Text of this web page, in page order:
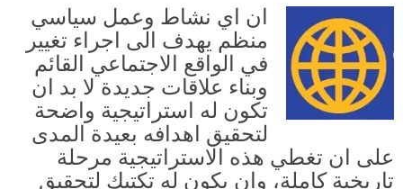
ان اي نشاط وعمل سياسي
منظم يهدف الى اجراء تغيير
في الواقع الاجتماعي القائم
وبناء علاقات جديدة لا بد ان
تكون له استراتيجية واضحة
لتحقيق اهدافه بعيدة المدى
على ان تغطي هذه الاستراتيجية مرحلة
تاريخية كاملة، وان يكون له تكتيك لتحقيق